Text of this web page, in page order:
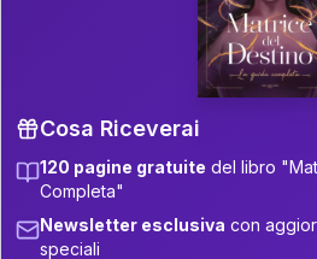
P.S.
gratuita
Scorri più in basso
un'interpretazione parziale
Iscriviti alla newsletter
aggiornamenti quando
Cosa Riceverai
120 pagine gratuite del libro
Completa"
Newsletter esclusiva con
speciali